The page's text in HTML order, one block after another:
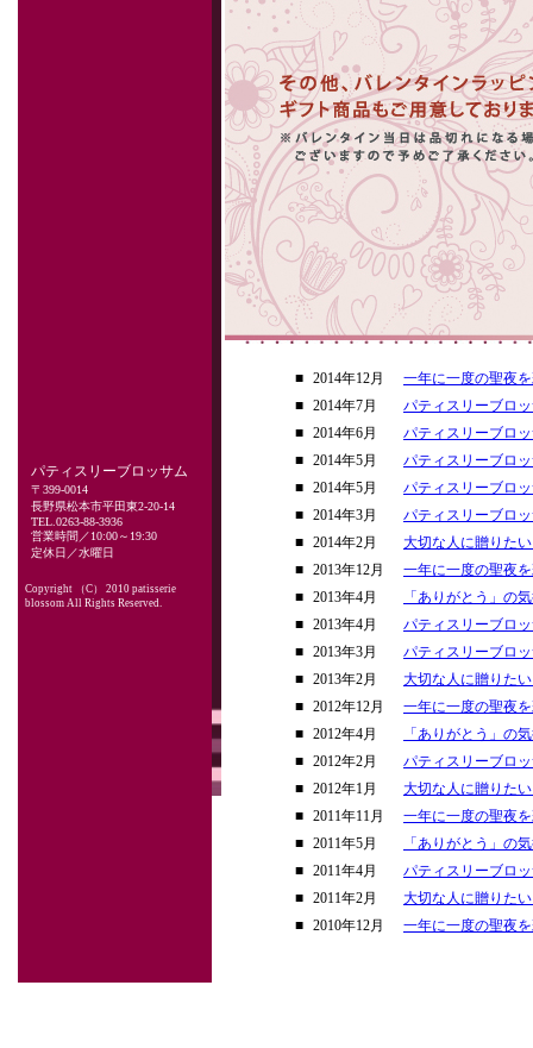
パティスリーブロッサム
〒399-0014
長野県松本市平田東2-20-14
TEL.0263-88-3936
営業時間／10:00～19:30
定休日／水曜日
Copyright （C） 2010 patisserie
blossom All Rights Reserved.
■ 2014年12月
一年に一度の聖夜
■ 2014年7月
パティスリーブロ
■ 2014年6月
パティスリーブロ
■ 2014年5月
パティスリーブロ
■ 2014年5月
パティスリーブロ
■ 2014年3月
パティスリーブロ
■ 2014年2月
大切な人に贈りた
■ 2013年12月
一年に一度の聖夜
■ 2013年4月
「ありがとう」の
■ 2013年4月
パティスリーブロ
■ 2013年3月
パティスリーブロ
■ 2013年2月
大切な人に贈りた
■ 2012年12月
一年に一度の聖夜
■ 2012年4月
「ありがとう」の
■ 2012年2月
パティスリーブロ
■ 2012年1月
大切な人に贈りた
■ 2011年11月
一年に一度の聖夜
■ 2011年5月
「ありがとう」の
■ 2011年4月
パティスリーブロ
■ 2011年2月
大切な人に贈りた
■ 2010年12月 一年に一度の聖夜